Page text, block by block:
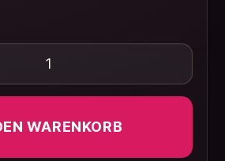
ist der
WARENKORB